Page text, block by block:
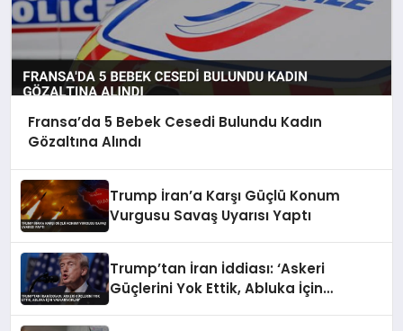
Fransa’da 5 Bebek Cesedi Bulundu Kadın
Gözaltına Alındı
Trump İran’a Karşı Güçlü Konum
Vurgusu Savaş Uyarısı Yaptı
Trump’tan İran İddiası: ‘Askeri
Güçlerini Yok Ettik, Abluka İçin